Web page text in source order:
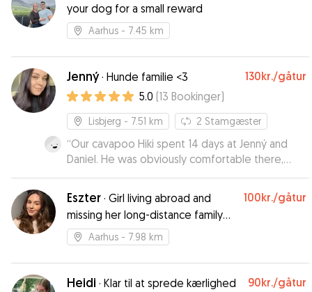
your dog for a small reward
Aarhus - 7.45 km
Jenný· Hunde familie <3 130kr./gåtur
5.0 (13 Bookinger)
Lisbjerg - 7.51 km 2 Stamgæster
“Our cavapoo Hiki spent 14 days at Jenný and
Daniel. He was obviously comfortable there,
taken well care off. We much appreciated all the
photos and updates we got.
Eszter · Girl living abroad and
missing her long-distance family
dog
100kr./gåtur
Aarhus - 7.98 km
Heidi · Klar til at sprede kærlighed
90kr./gåtur